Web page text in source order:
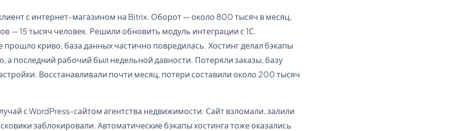
с интернет-магазином на Bitrix. Оборот — около 800 тысяч в месяц,
— 15 тысяч человек. Решили обновить модуль интеграции с 1С.
криво, база данных частично повредилась. Хостинг делал бэкапы
а последний рабочий был недельной давности. Потеряли заказы, базу
Восстанавливали почти месяц, потери составили около 200 тысяч
с WordPress-сайтом агентства недвижимости. Сайт взломали, залили
заблокировали. Автоматические бэкапы хостинга тоже оказались